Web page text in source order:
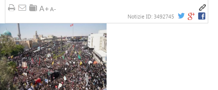
Notizie ID: 3492745